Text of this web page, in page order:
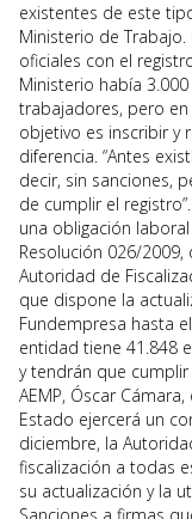
existentes de este
Ministerio de
oficiales con el
Ministerio había
trabajadores, pero en
objetivo es inscribir y
diferencia. “Antes
decir, sin sanciones,
de cumplir el
una obligación
Resolución 026/
Autoridad de
que dispone la
Fundempresa hasta
entidad tiene 41.848
y tendrán que
AEMP, Óscar
Estado ejercerá un
diciembre, la
fiscalización a todas
su actualización y la
Sanciones a firmas